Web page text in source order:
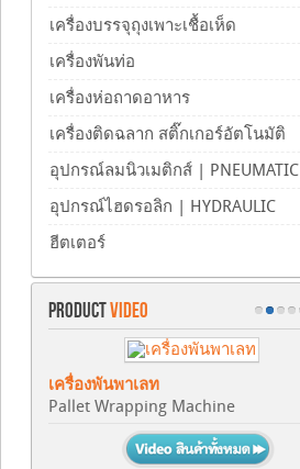
เครื่องบรรจุถุงเพาะเชื้อเห็ด
เครื่องพันท่อ
เครื่องห่อถาดอาหาร
เครื่องติดฉลาก สติ๊กเกอร์อัตโนมัติ
อุปกรณ์ลมนิวเมติกส์ | PNEUMATIC
อุปกรณ์ไฮดรอลิก | HYDRAULIC
ฮีตเตอร์
PRODUCTVIDEO
เครื่องพันพาเลท
Pallet Wrapping Machine